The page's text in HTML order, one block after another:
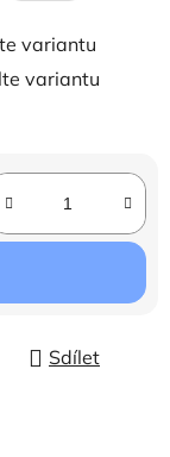
variantu
variantu
Sdílet